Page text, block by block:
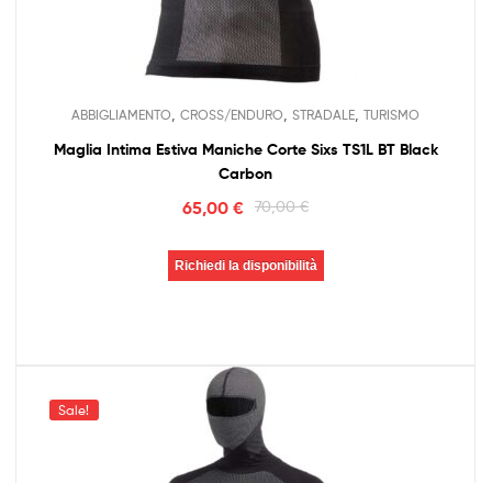
ABBIGLIAMENTO CROSS/ENDURO STRADALE TURISMO
Maglia Intima Estiva Maniche Corte Sixs TS1L BT Black
Carbon
70,00€
65,00€
Richiedi la disponibilità
Sale!